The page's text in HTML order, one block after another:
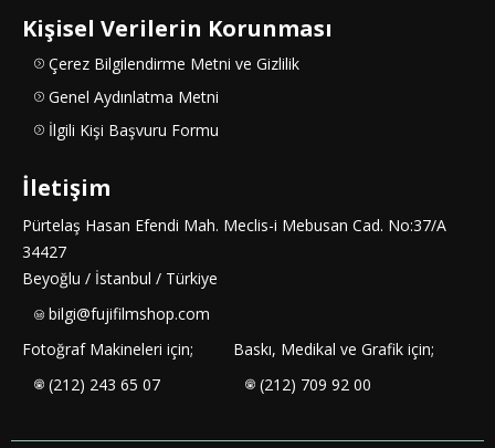
Kişisel Verilerin Korunması
Çerez Bilgilendirme Metni ve Gizlilik
Genel Aydınlatma Metni
İlgili Kişi Başvuru Formu
İletişim
Pürtelaş Hasan Efendi Mah. Meclis-i Mebusan Cad. No:37/A
34427
Beyoğlu / İstanbul / Türkiye
bilgi@fujifilmshop.com
Fotoğraf Makineleri için;
(212) 243 65 07
Baskı, Medikal ve Grafik için;
(212) 709 92 00